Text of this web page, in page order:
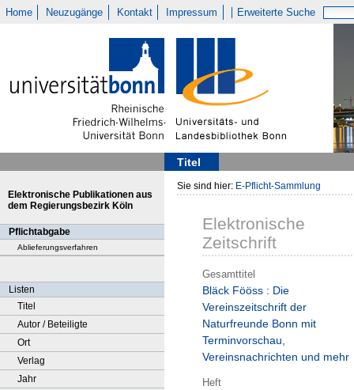
Home Neuzugänge Kontakt Impressum Erweiterte Suche
Titel
Elektronische Publikationen aus
dem Regierungsbezirk Köln
Pflichtabgabe
Ablieferungsverfahren
Listen
Titel
Autor / Beteiligte
Ort
Verlag
Jahr
Sie sind hier: E-Pflicht-Sammlung
Elektronische
Zeitschrift
Gesamttitel
Bläck Fööss : Die
Vereinszeitschrift der
Naturfreunde Bonn mit
Terminvorschau,
Vereinsnachrichten und mehr
Heft